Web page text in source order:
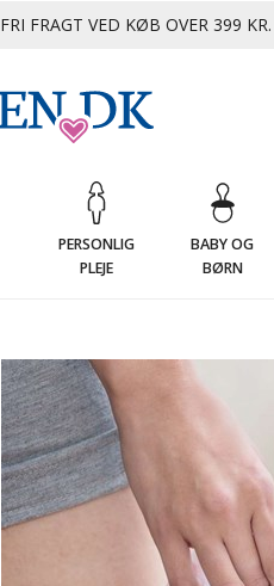
FRI FRAGT VED KØB OVER 399 KR.
PERSONLIG
PLEJE
BABY OG
BØRN